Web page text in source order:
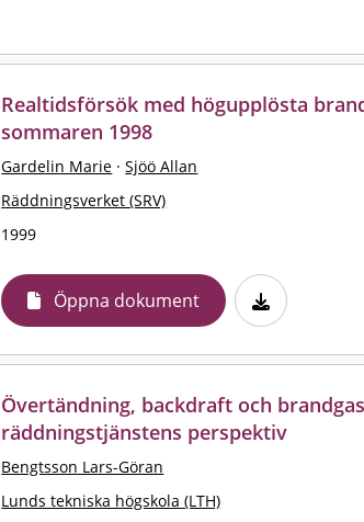
Realtidsförsök med högupplösta
sommaren 1998
Gardelin Marie · Sjöö Allan
Räddningsverket (SRV)
1999
Öppna dokument
Övertändning, backdraft och
räddningstjänstens perspektiv
Bengtsson Lars-Göran
Lunds tekniska högskola (LTH)